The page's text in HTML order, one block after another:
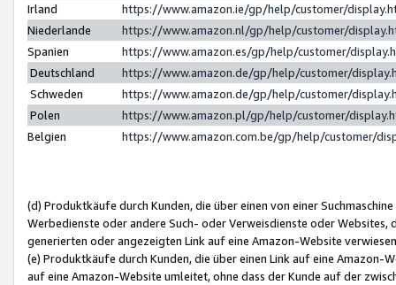
Irland
https://www.amazon.ie/gp/help/customer/
Niederlande
https://www.amazon.nl/gp/help/customer/
Spanien
https://www.amazon.es/gp/help/customer/
Deutschland
https://www.amazon.de/gp/help/customer/
Schweden
https://www.amazon.de/gp/help/customer/
Polen
https://www.amazon.pl/gp/help/customer/
Belgien
https://www.amazon.com.be/gp/help/customer/
(d) Produktkäufe durch Kunden, die über einen von einer
Werbedienste oder andere Such- oder Verweisdienste oder Websites,
generierten oder angezeigten Link auf eine Amazon-Website
(e) Produktkäufe durch Kunden, die über einen Link auf eine
auf eine Amazon-Website umleitet, ohne dass der Kunde auf der